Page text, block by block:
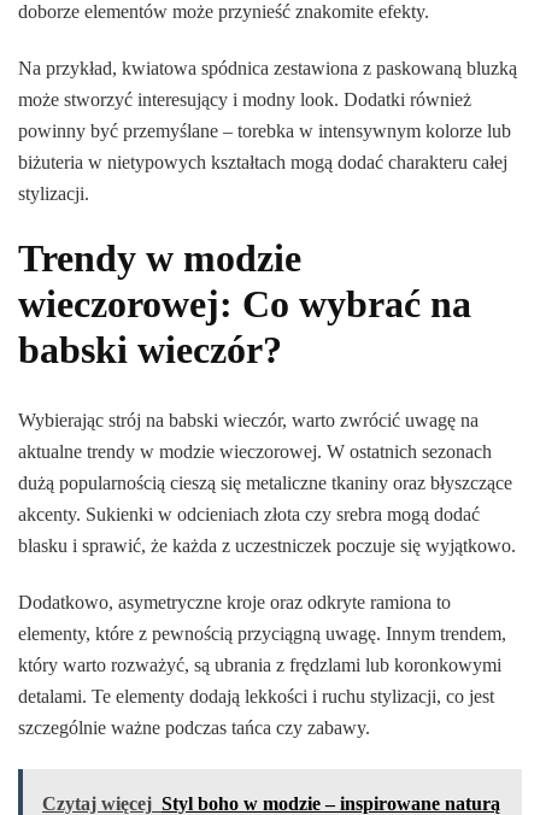
doborze elementów może przynieść znakomite efekty.
Na przykład, kwiatowa spódnica zestawiona z paskowaną bluzką
może stworzyć interesujący i modny look. Dodatki również
powinny być przemyślane – torebka w intensywnym kolorze lub
biżuteria w nietypowych kształtach mogą dodać charakteru całej
stylizacji.
Trendy w modzie
wieczorowej: Co wybrać na
babski wieczór?
Wybierając strój na babski wieczór, warto zwrócić uwagę na
aktualne trendy w modzie wieczorowej. W ostatnich sezonach
dużą popularnością cieszą się metaliczne tkaniny oraz błyszczące
akcenty. Sukienki w odcieniach złota czy srebra mogą dodać
blasku i sprawić, że każda z uczestniczek poczuje się wyjątkowo.
Dodatkowo, asymetryczne kroje oraz odkryte ramiona to
elementy, które z pewnością przyciągną uwagę. Innym trendem,
który warto rozważyć, są ubrania z frędzlami lub koronkowymi
detalami. Te elementy dodają lekkości i ruchu stylizacji, co jest
szczególnie ważne podczas tańca czy zabawy.
Czytaj więcej Styl boho w modzie – inspirowane naturą